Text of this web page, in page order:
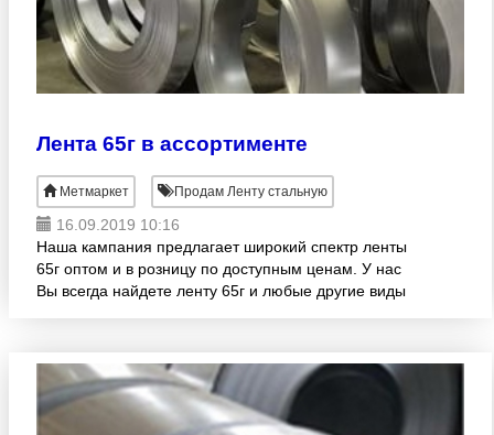
Лента 65г в ассортименте
Метмаркет Продам Ленту стальную
16.09.2019 10:16
Наша кампания предлагает широкий спектр ленты
65г оптом и в розницу по доступным ценам. У нас
Вы всегда найдете ленту 65г и любые другие виды